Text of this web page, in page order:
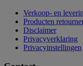
Verkoop- en
Producten
Disclaimer
Privacyverklaring
Privacyinstellingen